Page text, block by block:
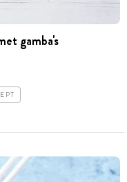
gamba's